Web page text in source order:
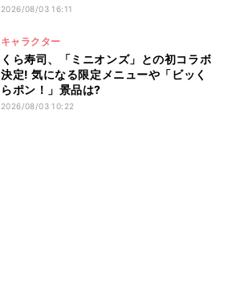
2026/08/03 16:11
キャラクター
くら寿司、「ミニオンズ」との初コラボ
決定! 気になる限定メニューや「ビッく
らポン！」景品は?
2026/08/03 10:22